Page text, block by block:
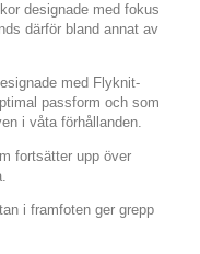
designade med fokus
därför bland annat av
med Flyknit-
passform och som
i våta förhållanden.
fortsätter upp över
i framfoten ger grepp